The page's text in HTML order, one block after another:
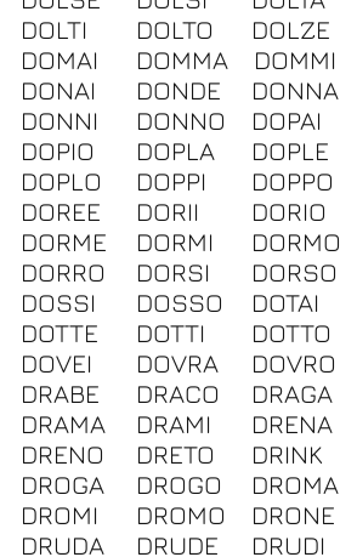
DOLTI
DOLTO DOLZE
DOMAI
DOMMA DOMMI
DONAI
DONDE DONNA
DONNI
DONNO DOPAI
DOPIO
DOPLA DOPLE
DOPLO
DOPPI DOPPO
DOREE
DORII DORIO
DORME
DORMI DORMO
DORRO
DORSI DORSO
DOSSI
DOSSO DOTAI
DOTTE
DOTTI DOTTO
DOVEI
DOVRA DOVRO
DRABE
DRACO DRAGA
DRAMA
DRAMI DRENA
DRENO
DRETO DRINK
DROGA
DROGO DROMA
DROMI
DROMO DRONE
DRUDA
DRUDE DRUDI